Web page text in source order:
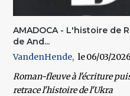
AMADOCA - L'histoire de
de And...
VandenHende
06/03/2026
Roman-fleuve à l'écriture
retrace l'histoire de l'Ukra